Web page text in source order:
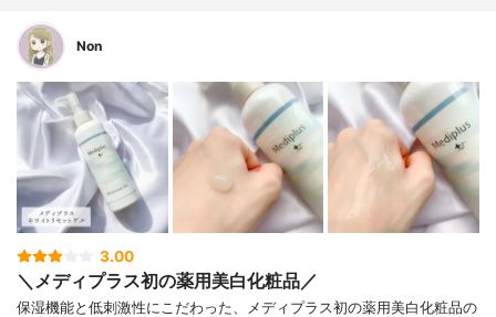
Non
3.00
＼メディプラス初の薬用美白化粧品／
保湿機能と低刺激性にこだわった、メディプラス初の薬用美白化粧品の